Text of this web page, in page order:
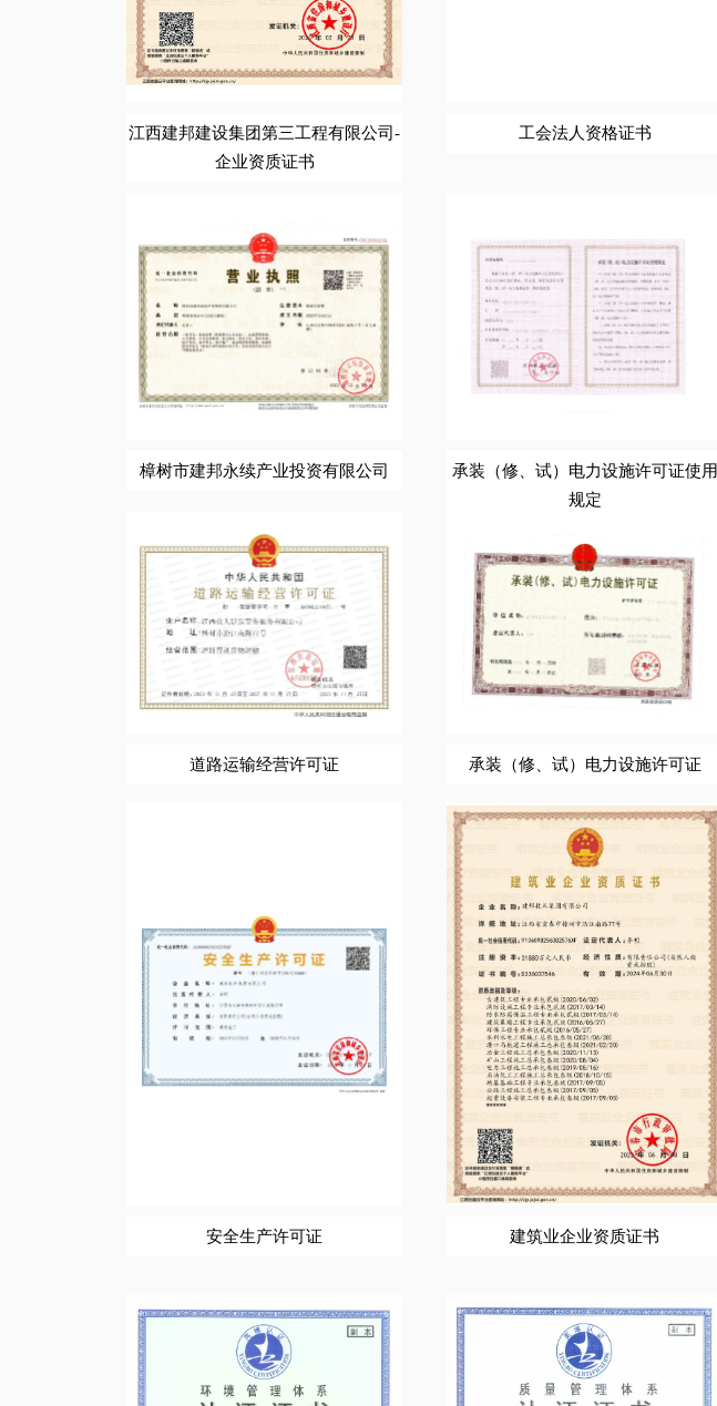
江西建邦建设集团第三工程有限公司-
企业资质证书
工会法人资格证书
樟树市建邦永续产业投资有限公司
承装（修、试）电力设施许可证使用
规定
道路运输经营许可证 承装（修、试）电力设施许可证
安全生产许可证 建筑业企业资质证书